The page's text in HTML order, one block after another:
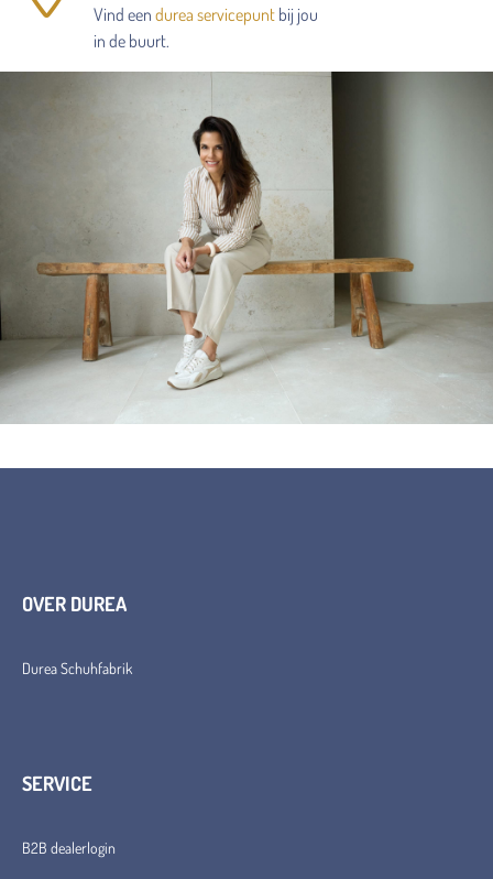
Vind een durea servicepunt bij jou
in de buurt.
OVER DUREA
Durea Schuhfabrik
SERVICE
B2B dealerlogin